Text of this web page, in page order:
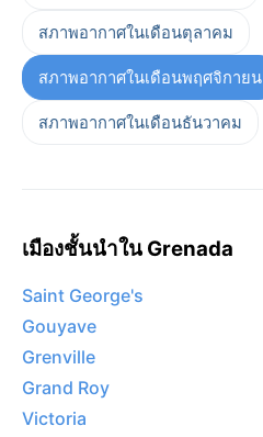
สภาพอากาศในเดือนตุลาคม
สภาพอากาศในเดือนพฤศจิกายน
สภาพอากาศในเดือนธันวาคม
เมืองชั้นนำใน Grenada
Saint George's
Gouyave
Grenville
Grand Roy
Victoria